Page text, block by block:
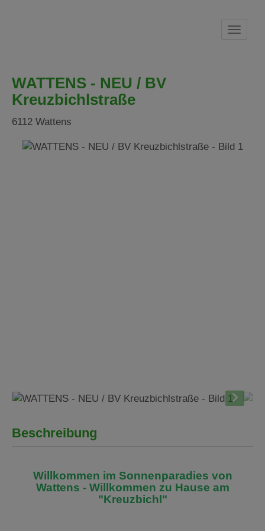
WATTENS - NEU / BV
Kreuzbichlstraße
6112 Wattens
Beschreibung
Willkommen im Sonnenparadies von
Wattens - Willkommen zu Hause am
"Kreuzbichl"